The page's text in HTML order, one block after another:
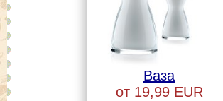
Ваза
от 19,99 EUR